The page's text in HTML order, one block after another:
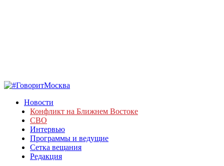
Новости
Конфликт на Ближнем Востоке
СВО
Интервью
Программы и ведущие
Сетка вещания
Редакция